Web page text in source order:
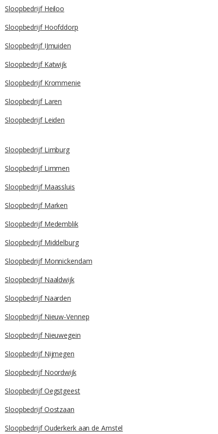
Sloopbedrijf Heiloo
Sloopbedrijf Hoofddorp
Sloopbedrijf IJmuiden
Sloopbedrijf Katwijk
Sloopbedrijf Krommenie
Sloopbedrijf Laren
Sloopbedrijf Leiden
Sloopbedrijf Limburg
Sloopbedrijf Limmen
Sloopbedrijf Maassluis
Sloopbedrijf Marken
Sloopbedrijf Medemblik
Sloopbedrijf Middelburg
Sloopbedrijf Monnickendam
Sloopbedrijf Naaldwijk
Sloopbedrijf Naarden
Sloopbedrijf Nieuw-Vennep
Sloopbedrijf Nieuwegein
Sloopbedrijf Nijmegen
Sloopbedrijf Noordwijk
Sloopbedrijf Oegstgeest
Sloopbedrijf Oostzaan
Sloopbedrijf Ouderkerk aan de Amstel